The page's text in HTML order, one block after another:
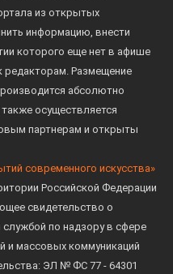
из открытых
информацию, внести
которого еще нет в афише
редакторам. Размещение
абсолютно
осуществляется
партнерам и открыты
современного искусства»
Российской Федерации
свидетельство о
по надзору в сфере
и массовых коммуникаций
ЭЛ № ФС 77 - 64301